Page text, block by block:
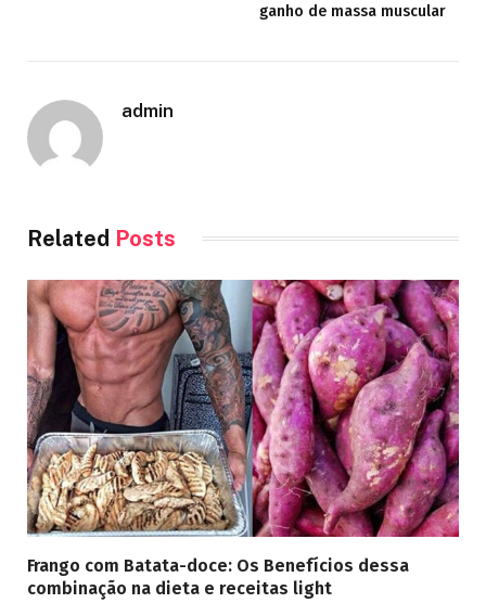
ganho de massa muscular
admin
Related Posts
Frango com Batata-doce: Os Benefícios dessa
combinação na dieta e receitas light